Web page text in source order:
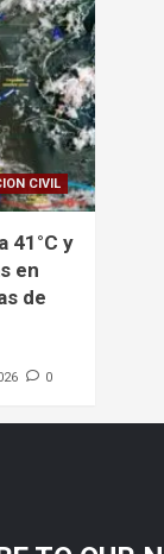
CIVIL
41°C y
en
de
0